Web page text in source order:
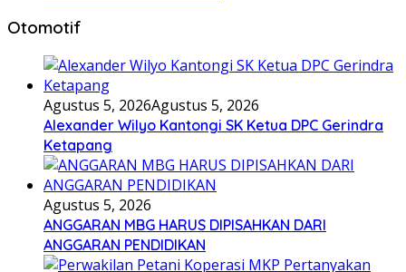
Otomotif
Agustus 5, 2026Agustus 5, 2026
Alexander Wilyo Kantongi SK Ketua DPC Gerindra
Ketapang
Agustus 5, 2026
ANGGARAN MBG HARUS DIPISAHKAN DARI
ANGGARAN PENDIDIKAN